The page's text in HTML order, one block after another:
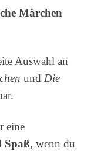
Märchen
Auswahl an
und Die
eine
Spaß, wenn du